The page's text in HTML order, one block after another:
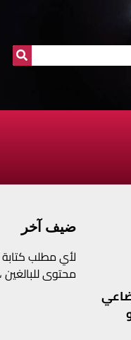
ضيف آخر
لأي مطلب
محتوى